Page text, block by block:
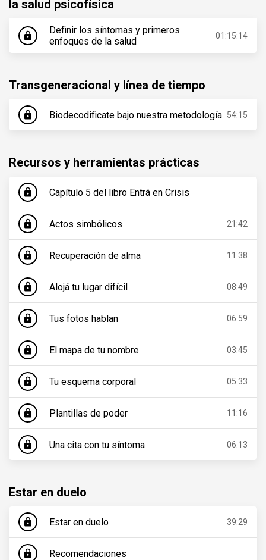
la salud psicofísica
lock
Definir los síntomas y primeros
enfoques de la salud
01:15:14
Transgeneracional y línea de tiempo
lock Biodecodificate bajo nuestra metodología 54:15
Recursos y herramientas prácticas
lock Capítulo 5 del libro Entrá en Crisis
lock Actos simbólicos 21:42
lock Recuperación de alma 11:38
lock Alojá tu lugar difícil 08:49
lock Tus fotos hablan 06:59
lock El mapa de tu nombre 03:45
lock Tu esquema corporal 05:33
lock Plantillas de poder 11:16
lock Una cita con tu síntoma 06:13
Estar en duelo
lock Estar en duelo 39:29
lock Recomendaciones